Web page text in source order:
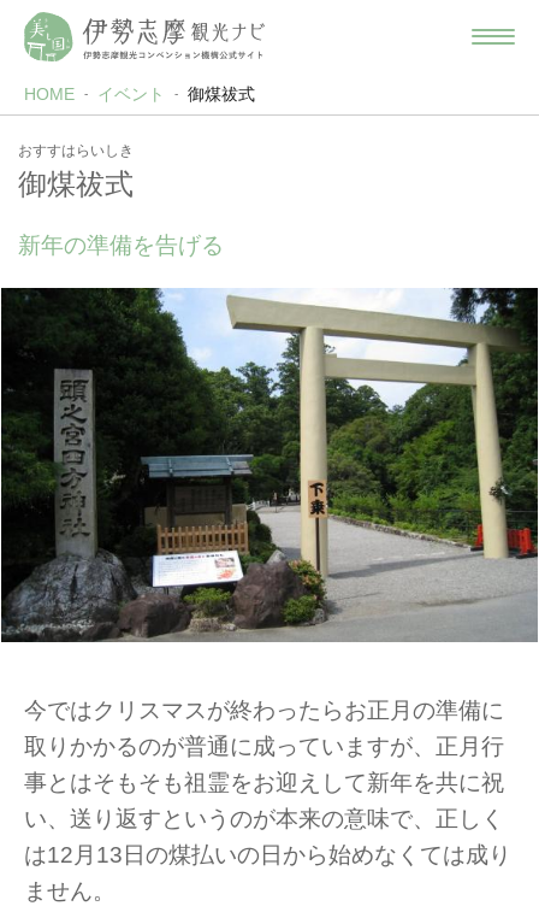
HOME イベント 御煤祓式
おすすはらいしき
御煤祓式
新年の準備を告げる
今ではクリスマスが終わったらお正月の準備に
取りかかるのが普通に成っていますが、正月行
事とはそもそも祖霊をお迎えして新年を共に祝
い、送り返すというのが本来の意味で、正しく
は12月13日の煤払いの日から始めなくては成り
ません。